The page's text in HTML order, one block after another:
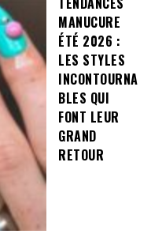
MANUCURE
ÉTÉ 2026 :
LES STYLES
INCONTOURNA
BLES QUI
FONT LEUR
GRAND
RETOUR